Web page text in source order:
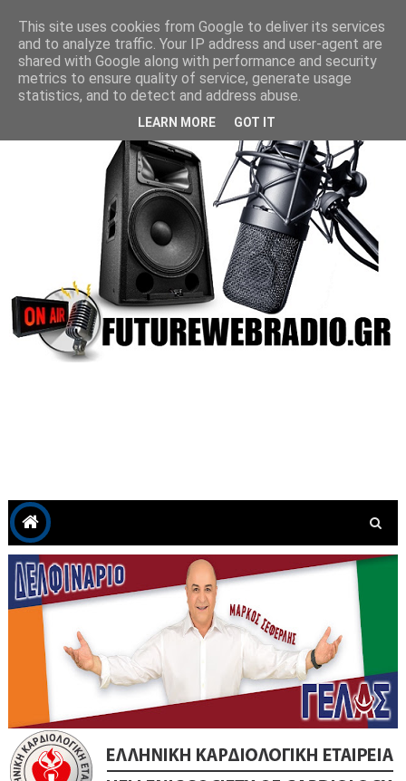
This site uses cookies from Google to deliver its services
and to analyze traffic. Your IP address and user-agent are
shared with Google along with performance and security
metrics to ensure quality of service, generate usage
statistics, and to detect and address abuse.
LEARN MORE GOT IT